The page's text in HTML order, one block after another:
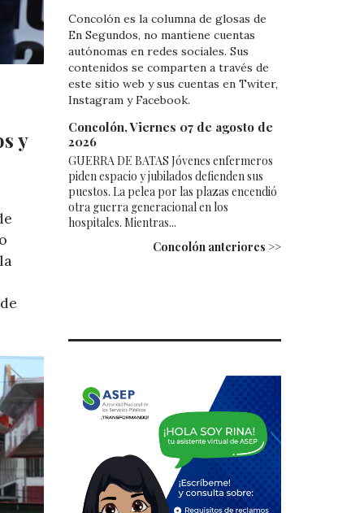
y
Concolón es la columna de glosas de
En Segundos, no mantiene cuentas
autónomas en redes sociales. Sus
contenidos se comparten a través de
este sitio web y sus cuentas en Twiter,
Instagram y Facebook.
Concolón, Viernes 07 de agosto de
2026
GUERRA DE BATAS Jóvenes enfermeros
piden espacio y jubilados defienden sus
puestos. La pelea por las plazas encendió
otra guerra generacional en los
hospitales. Mientras...
Concolón anteriores >>